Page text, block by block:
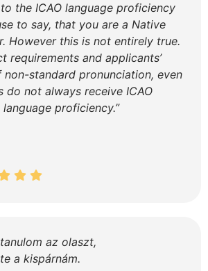
the ICAO language proficiency
to say, that you are a Native
However this is not entirely true.
requirements and applicants’
non-standard pronunciation, even
do not always receive ICAO
proficiency.”
az olaszt,
a kispárnám.